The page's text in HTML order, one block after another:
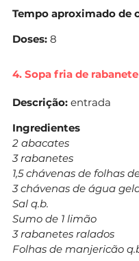
Tempo aproximado de
Doses: 8
4. Sopa fria de
Descrição: entrada
Ingredientes
2 abacates
3 rabanetes
1,5 chávenas de folhas
3 chávenas de água
Sal q.b.
Sumo de 1 limão
3 rabanetes ralados
Folhas de manjericão